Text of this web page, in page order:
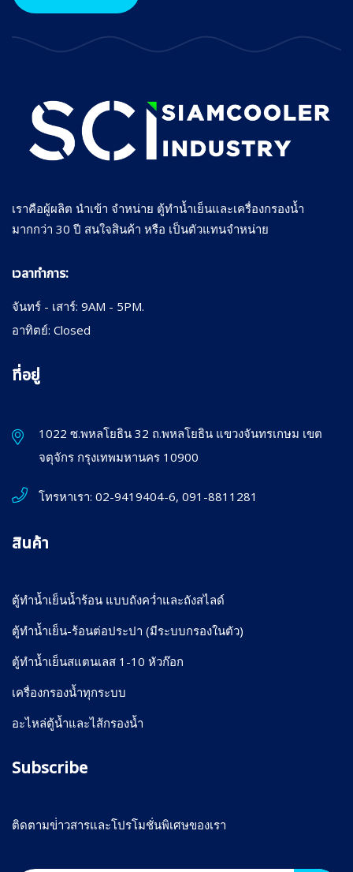
เราคือผู้ผลิต นำเข้า จำหน่าย ตู้ทำน้ำเย็นและเครื่องกรองน้ำ
มากกว่า 30 ปี สนใจสินค้า หรือ เป็นตัวแทนจำหน่าย
เวลาทำการ:
จันทร์ - เสาร์: 9AM - 5PM.
อาทิตย์: Closed
ที่อยู่
1022 ซ.พหลโยธิน 32 ถ.พหลโยธิน แขวงจันทรเกษม เขต
จตุจักร กรุงเทพมหานคร 10900
โทรหาเรา: 02-9419404-6, 091-8811281
สินค้า
ตู้ทำน้ำเย็นน้ำร้อน แบบถังคว่ำและถังสไลด์
ตู้ทำน้ำเย็น-ร้อนต่อประปา (มีระบบกรองในตัว)
ตู้ทำน้ำเย็นสแตนเลส 1-10 หัวก๊อก
เครื่องกรองน้ำทุกระบบ
อะไหล่ตู้น้ำและไส้กรองน้ำ
Subscribe
ติดตามข่่าวสารและโปรโมชั่นพิเศษของเรา